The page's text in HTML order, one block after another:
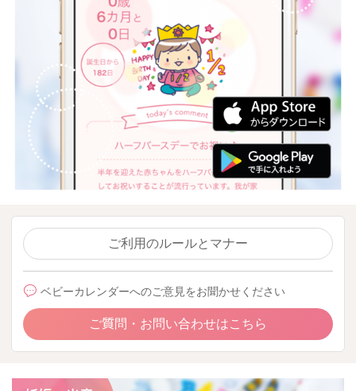
ご利用のルールとマナー
ベビーカレンダーへのご意見をお聞かせください
ご質問・お問い合わせはこちら